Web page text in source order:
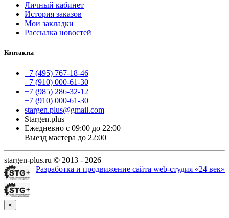
Личный кабинет
История заказов
Мои закладки
Рассылка новостей
Контакты
+7 (495) 767-18-46
+7 (910) 000-61-30
+7 (985) 286-32-12
+7 (910) 000-61-30
stargen.plus@gmail.com
Stargen.plus
Ежедневно с 09:00 до 22:00
Выезд мастера до 22:00
stargen-plus.ru © 2013 - 2026
Разработка и продвижение сайта web-студия «24 век»
×